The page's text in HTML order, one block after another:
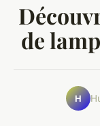
de
H